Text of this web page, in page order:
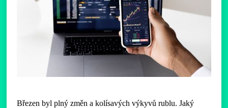
Březen byl plný změn a kolísavých výkyvů rublu. Jaký